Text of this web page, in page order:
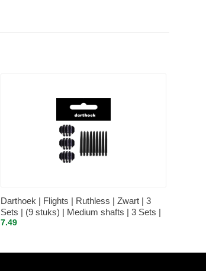
Darthoek | Flights | Ruthless | Zwart | 3
Sets | (9 stuks) | Medium shafts | 3 Sets |
(9 stuks) | + 1 Set Darthoek flights
7.49